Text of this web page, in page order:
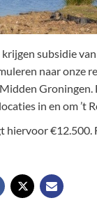
subsidie van
naar onze
in en om ’t
hiervoor €12.500.